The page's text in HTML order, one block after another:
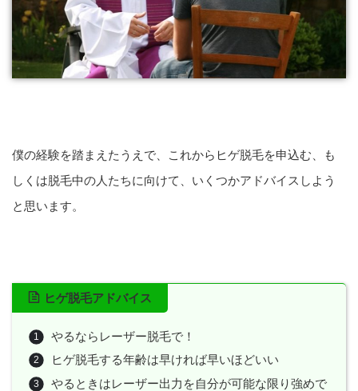
僕の経験を踏まえたうえで、これからヒゲ脱毛を申込む、も
しくは脱毛中の人たちに向けて、いくつかアドバイスしよう
と思います。
ヒゲ脱毛アドバイス
やるならレーザー脱毛で！
ヒゲ脱毛する年齢は早ければ早いほどいい
やるときはレーザー出力を自分が可能な限り強めで